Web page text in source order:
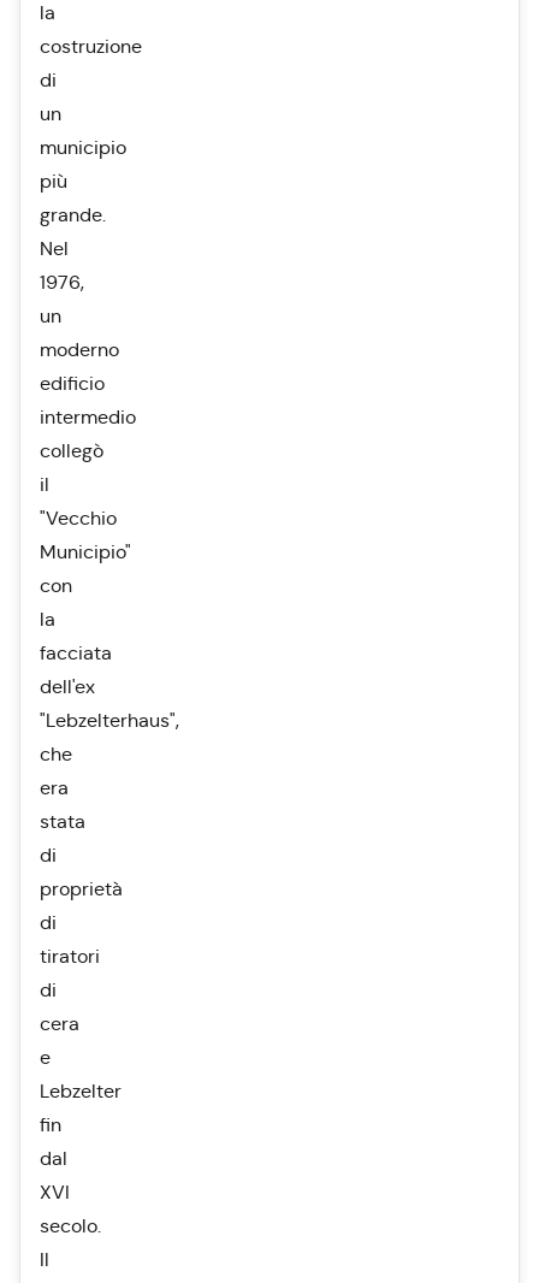
la
costruzione
di
un
municipio
più
grande.
Nel
1976,
un
moderno
edificio
intermedio
collegò
il
"Vecchio
Municipio"
con
la
facciata
dell'ex
"Lebzelterhaus",
che
era
stata
di
proprietà
di
tiratori
di
cera
e
Lebzelter
fin
dal
XVI
secolo.
Il